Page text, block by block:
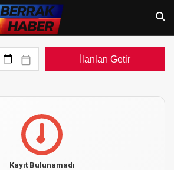
İlanları Getir
Kayıt Bulunamadı